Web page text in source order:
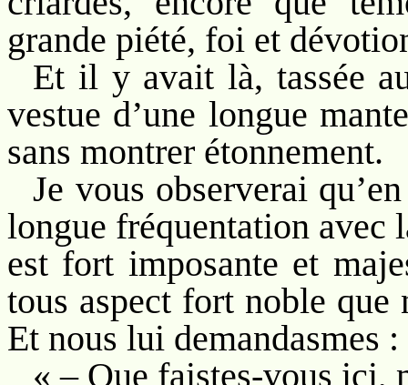
grande piété, foi et
Et il y avait là, tassée
vestue d’une longue
sans montrer étonnement.
Je vous observerai
longue fréquentation avec
est fort imposante et
tous aspect fort noble que
Et nous lui demandasmes :
« – Que faistes-vous ici,